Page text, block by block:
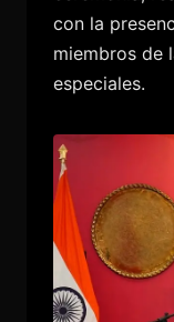
con la
miembros de
especiales.